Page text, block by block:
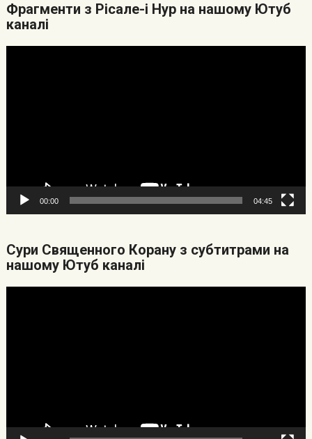
Фрагменти з Рісале-і Нур на нашому Ютуб
каналі
00:00 04:45
Cури Священного Корану з субтитрами на
нашому Ютуб каналі